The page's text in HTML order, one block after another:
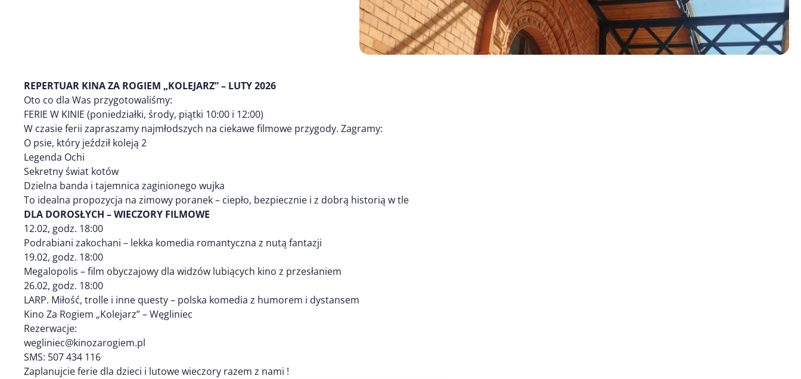
REPERTUAR KINA ZA ROGIEM „KOLEJARZ” – LUTY 2026
Oto co dla Was przygotowaliśmy:
FERIE W KINIE (poniedziałki, środy, piątki 10:00 i 12:00)
W czasie ferii zapraszamy najmłodszych na ciekawe filmowe przygody. Zagramy:
O psie, który jeździł koleją 2
Legenda Ochi
Sekretny świat kotów
Dzielna banda i tajemnica zaginionego wujka
To idealna propozycja na zimowy poranek – ciepło, bezpiecznie i z dobrą historią w tle
DLA DOROSŁYCH – WIECZORY FILMOWE
12.02, godz. 18:00
Podrabiani zakochani – lekka komedia romantyczna z nutą fantazji
19.02, godz. 18:00
Megalopolis – film obyczajowy dla widzów lubiących kino z przesłaniem
26.02, godz. 18:00
LARP. Miłość, trolle i inne questy – polska komedia z humorem i dystansem
Kino Za Rogiem „Kolejarz” – Węgliniec
Rezerwacje:
wegliniec@kinozarogiem.pl
SMS: 507 434 116
Zaplanujcie ferie dla dzieci i lutowe wieczory razem z nami !